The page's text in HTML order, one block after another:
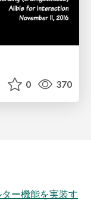
0 370
ー機能を実装す